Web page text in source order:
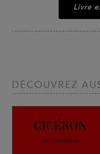
Livre
DÉCOUVREZ